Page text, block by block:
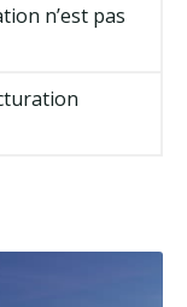
n’est pas